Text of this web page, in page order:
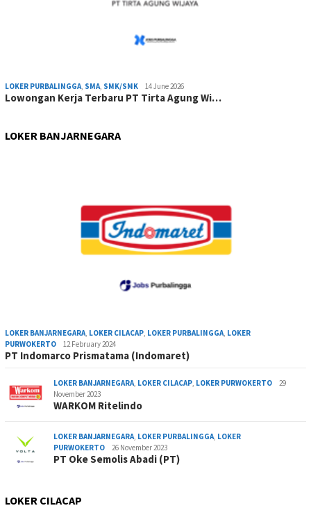
LOKER PURBALINGGA, SMA, SMK/SMK 14 June 2026
Lowongan Kerja Terbaru PT Tirta Agung Wi…
LOKER BANJARNEGARA
LOKER BANJARNEGARA LOKER CILACAP LOKER PURBALINGGA LOKER
PURWOKERTO
12 February 2024
PT Indomarco Prismatama (Indomaret)
LOKER BANJARNEGARA LOKER CILACAP LOKER PURWOKERTO
29
November 2023
WARKOM Ritelindo
LOKER BANJARNEGARA LOKER PURBALINGGA LOKER
PURWOKERTO
26 November 2023
PT Oke Semolis Abadi (PT)
LOKER CILACAP